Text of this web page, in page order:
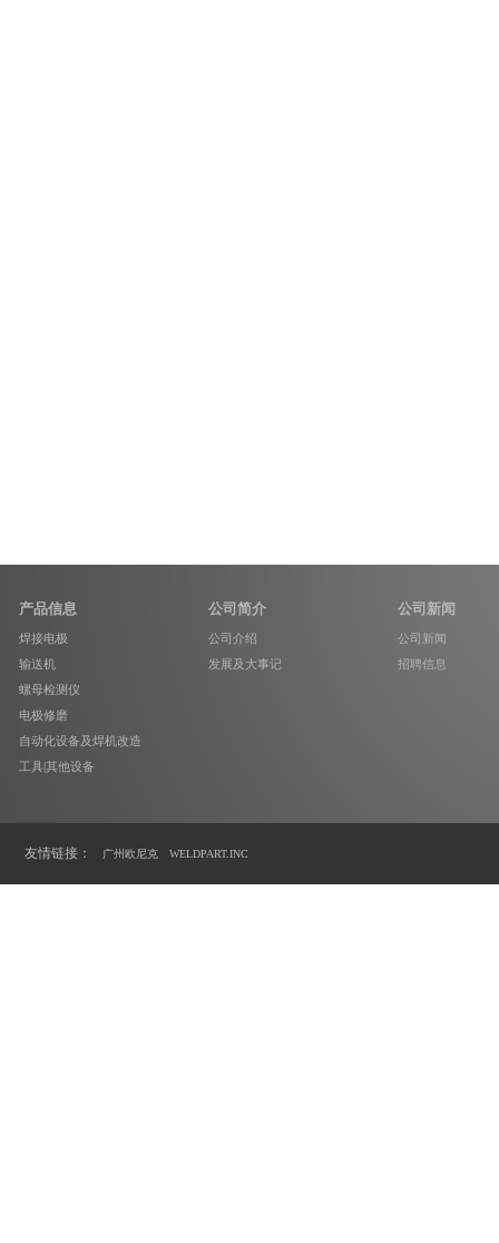
产品信息
焊接电极
输送机
螺母检测仪
电极修磨
自动化设备及焊机改造
工具|其他设备
公司简介
公司介绍
发展及大事记
公司新闻
公司新闻
招聘信息
友情链接： 广州欧尼克 WELDPART.INC